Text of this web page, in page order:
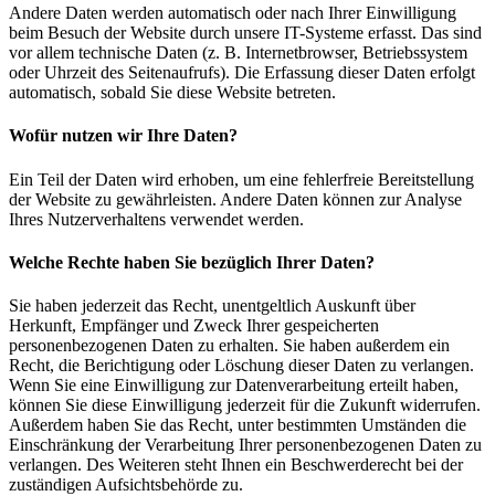
Andere Daten werden automatisch oder nach Ihrer Einwilligung
beim Besuch der Website durch unsere IT-Systeme erfasst. Das sind
vor allem technische Daten (z. B. Internetbrowser, Betriebssystem
oder Uhrzeit des Seitenaufrufs). Die Erfassung dieser Daten erfolgt
automatisch, sobald Sie diese Website betreten.
Wofür nutzen wir Ihre Daten?
Ein Teil der Daten wird erhoben, um eine fehlerfreie Bereitstellung
der Website zu gewährleisten. Andere Daten können zur Analyse
Ihres Nutzerverhaltens verwendet werden.
Welche Rechte haben Sie bezüglich Ihrer Daten?
Sie haben jederzeit das Recht, unentgeltlich Auskunft über
Herkunft, Empfänger und Zweck Ihrer gespeicherten
personenbezogenen Daten zu erhalten. Sie haben außerdem ein
Recht, die Berichtigung oder Löschung dieser Daten zu verlangen.
Wenn Sie eine Einwilligung zur Datenverarbeitung erteilt haben,
können Sie diese Einwilligung jederzeit für die Zukunft widerrufen.
Außerdem haben Sie das Recht, unter bestimmten Umständen die
Einschränkung der Verarbeitung Ihrer personenbezogenen Daten zu
verlangen. Des Weiteren steht Ihnen ein Beschwerderecht bei der
zuständigen Aufsichtsbehörde zu.